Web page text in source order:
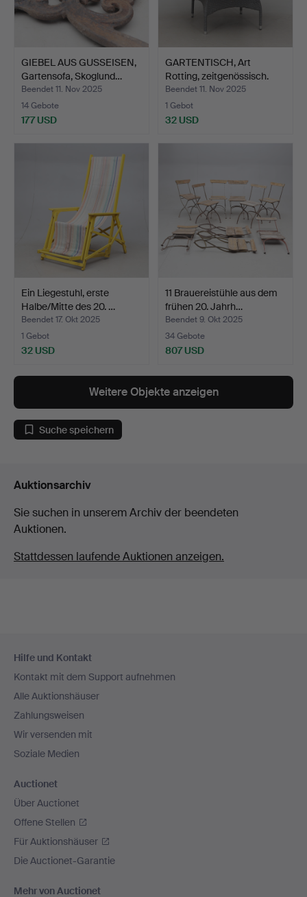
GIEBEL AUS GUSSEISEN,
Gartensofa, Skoglund…
Beendet 11. Nov 2025
14 Gebote
177 USD
GARTENTISCH, Art
Rotting, zeitgenössisch.
Beendet 11. Nov 2025
1 Gebot
32 USD
Ein Liegestuhl, erste
Halbe/Mitte des 20. …
Beendet 17. Okt 2025
1 Gebot
32 USD
11 Brauereistühle aus dem
frühen 20. Jahrh…
Beendet 9. Okt 2025
34 Gebote
807 USD
Weitere Objekte anzeigen
Suche speichern
Auktionsarchiv
Sie suchen in unserem Archiv der beendeten
Auktionen.
Stattdessen laufende Auktionen anzeigen.
Navigation
Hilfe und Kontakt
Kontakt mit dem Support aufnehmen
Alle Auktionshäuser
Zahlungsweisen
Wir versenden mit
Soziale Medien
Auctionet
Über Auctionet
Offene Stellen
Für Auktionshäuser
Die Auctionet-Garantie
Mehr von Auctionet